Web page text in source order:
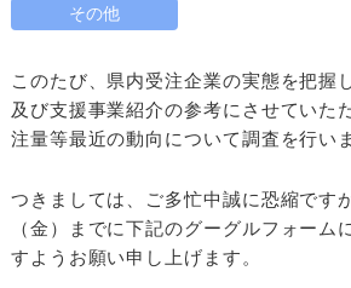
その他
このたび、県内受注企業の実態を把握
及び支援事業紹介の参考にさせていた
注量等最近の動向について調査を行い
つきましては、ご多忙中誠に恐縮です
（金）までに下記のグーグルフォーム
すようお願い申し上げます。